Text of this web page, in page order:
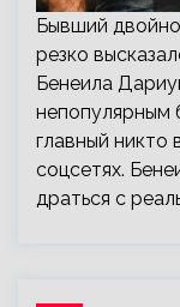
Бывший
резко
Бенеила
непопулярным
главный никто
соцсетях.
драться с